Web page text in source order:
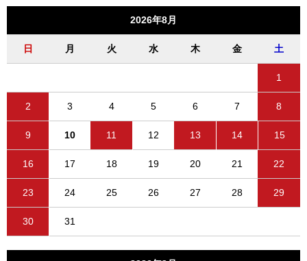
2026年8月
日 月 火 水 木 金 土
1
2 3 4 5 6 7 8
9 10 11 12 13 14 15
16 17 18 19 20 21 22
23 24 25 26 27 28 29
30 31